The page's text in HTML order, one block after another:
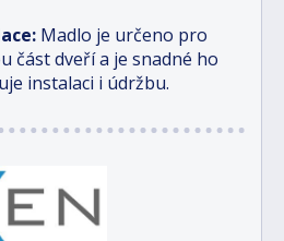
Madlo je určeno pro
část dveří a je snadné ho
instalaci i údržbu.